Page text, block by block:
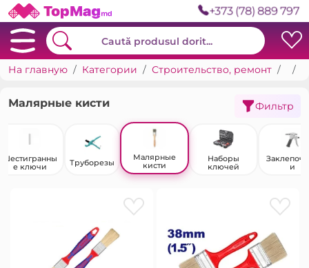
+373 (78) 889 797
На главную Категории Строительство, ремонт Ручные инструменты
Малярные кисти Фильтр
Шестигранны
е ключи
Труборезы
Малярные
кисти
Наборы
ключей
и